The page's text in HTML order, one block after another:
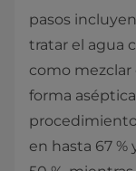
pasos
tratar el agua
como mezclar
forma
en hasta 67